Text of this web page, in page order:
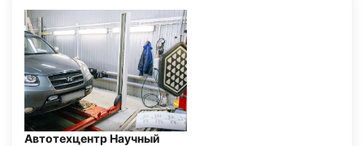
Автотехцентр Научный